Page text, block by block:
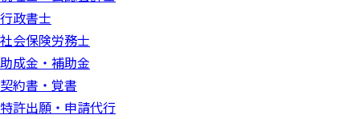
行政書士
社会保険労務士
助成金・補助金
契約書・覚書
特許出願・申請代行